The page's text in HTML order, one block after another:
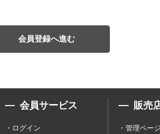
会員登録へ進む
会員サービス
ログイン
販売
管理ペー